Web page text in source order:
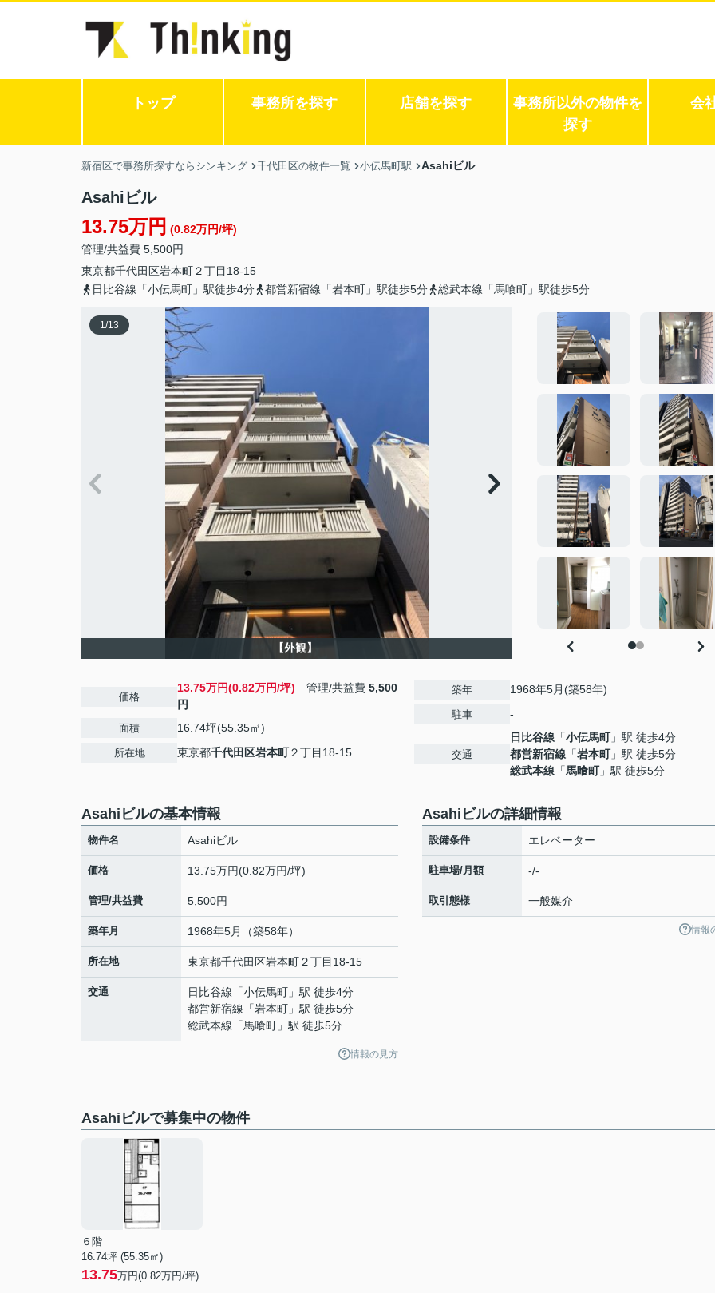
トップ 事務所を探す 店舗を探す
事務所以外の物件を
探す
会
新宿区で事務所探すならシンキング 千代田区の物件一覧 小伝馬町駅 Asahiビル
Asahiビル
13.75万円 (0.82万円/坪)
管理/共益費 5,500円
東京都千代田区岩本町２丁目18-15
日比谷線「小伝馬町」駅徒歩4分
都営新宿線「岩本町」駅徒歩5分 総武本線「馬喰町」駅徒歩5分
1/13
【外観】
価格
13.75万円(0.82万円/坪) 管理/共益費 5,500
円
面積 16.74坪(55.35㎡)
所在地 東京都千代田区岩本町２丁目18-15
築年 1968年5月(築58年)
駐車 -
交通
日比谷線 「小伝馬町」駅 徒歩4分
都営新宿線 「岩本町」駅 徒歩5分
総武本線 「馬喰町」駅 徒歩5分
Asahiビルの基本情報
物件名 Asahiビル
価格 13.75万円(0.82万円/坪)
管理/共益費 5,500円
築年月 1968年5月（築58年）
所在地 東京都千代田区岩本町２丁目18-15
交通 日比谷線 「小伝馬町 」駅 徒歩4分
都営新宿線 「岩本町 」駅 徒歩5分
総武本線 「馬喰町 」駅 徒歩5分
情報の見方
Asahiビルの詳細情報
設備条件 エレベーター
駐車場/月額 -/-
取引態様 一般媒介
情報
Asahiビルで募集中の物件
６階
16.74坪 (55.35㎡)
13.75万円(0.82万円/坪)